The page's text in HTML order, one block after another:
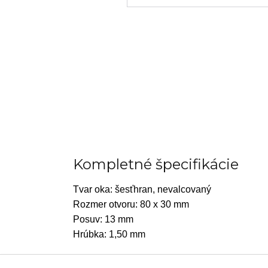
Kompletné špecifikácie
Tvar oka: šesťhran, nevalcovaný
Rozmer otvoru: 80 x 30 mm
Posuv: 13 mm
Hrúbka: 1,50 mm